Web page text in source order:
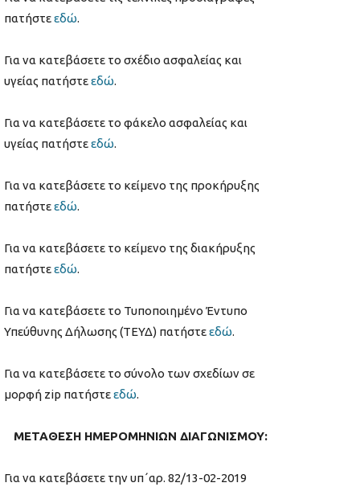
πατήστεεδώ.
Για να κατεβάσετε το σχέδιο ασφαλείας και
υγείας πατήστεεδώ.
Για να κατεβάσετε το φάκελο ασφαλείας και
υγείας πατήστεεδώ.
Για να κατεβάσετε το κείμενο της προκήρυξης
πατήστεεδώ.
Για να κατεβάσετε το κείμενο της διακήρυξης
πατήστεεδώ.
Για να κατεβάσετε το Τυποποιημένο Έντυπο
Υπεύθυνης Δήλωσης (TEΥΔ) πατήστεεδώ.
Για να κατεβάσετε το σύνολο των σχεδίων σε
μορφή zip πατήστεεδώ.
ΜΕΤΑΘΕΣΗ ΗΜΕΡΟΜΗΝΙΩΝ ΔΙΑΓΩΝΙΣΜΟΥ:
Για να κατεβάσετε την υπ΄αρ. 82/13-02-2019